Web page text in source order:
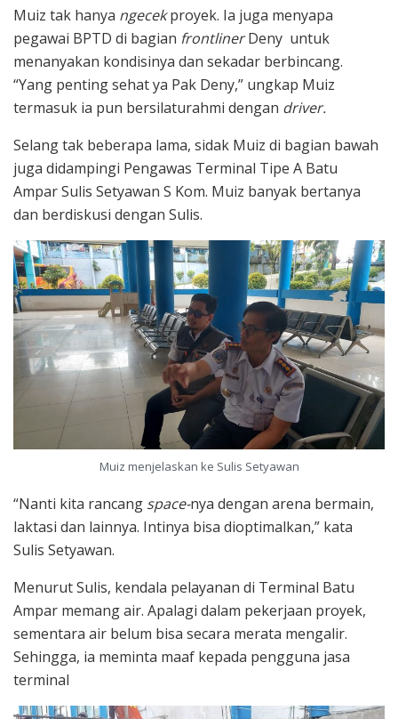
Muiz tak hanya ngecekproyek. Ia juga menyapa
pegawai BPTD di bagian frontlinerDeny untuk
menanyakan kondisinya dan sekadar berbincang.
“Yang penting sehat ya Pak Deny,” ungkap Muiz
termasuk ia pun bersilaturahmi dengan driver.
Selang tak beberapa lama, sidak Muiz di bagian bawah
juga didampingi Pengawas Terminal Tipe A Batu
Ampar Sulis Setyawan S Kom. Muiz banyak bertanya
dan berdiskusi dengan Sulis.
Muiz menjelaskan ke Sulis Setyawan
“Nanti kita rancang space-nya dengan arena bermain,
laktasi dan lainnya. Intinya bisa dioptimalkan,” kata
Sulis Setyawan.
Menurut Sulis, kendala pelayanan di Terminal Batu
Ampar memang air. Apalagi dalam pekerjaan proyek,
sementara air belum bisa secara merata mengalir.
Sehingga, ia meminta maaf kepada pengguna jasa
terminal